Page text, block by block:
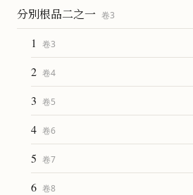
分別根品二之一 卷3
1 卷3
2 卷4
3 卷5
4 卷6
5 卷7
6 卷8